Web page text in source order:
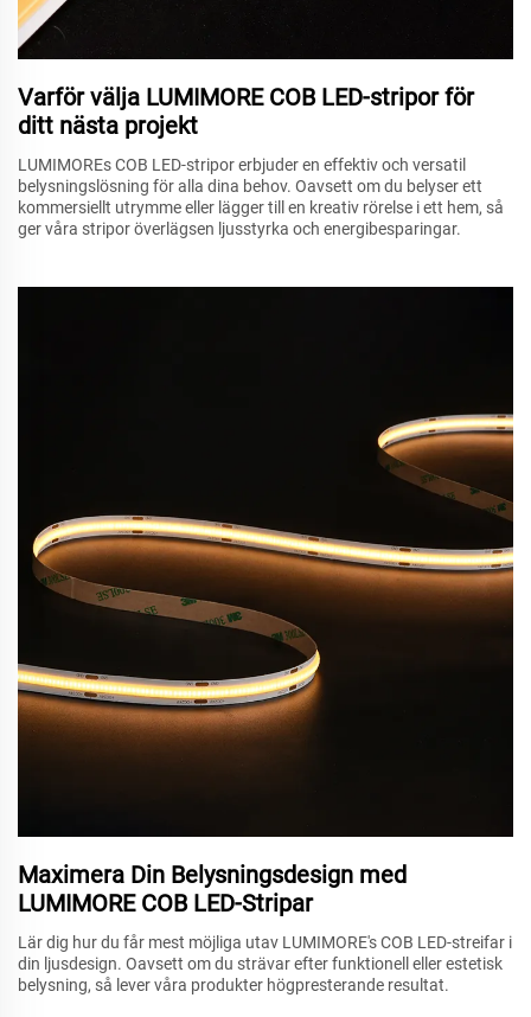
Varför välja LUMIMORE COB LED-stripor för
ditt nästa projekt
LUMIMOREs COB LED-stripor erbjuder en effektiv och versatil
belysningslösning för alla dina behov. Oavsett om du belyser ett
kommersiellt utrymme eller lägger till en kreativ rörelse i ett hem, så
ger våra stripor överlägsen ljusstyrka och energibesparingar.
Maximera Din Belysningsdesign med
LUMIMORE COB LED-Stripar
Lär dig hur du får mest möjliga utav LUMIMORE's COB LED-streifar i
din ljusdesign. Oavsett om du strävar efter funktionell eller estetisk
belysning, så lever våra produkter högpresterande resultat.